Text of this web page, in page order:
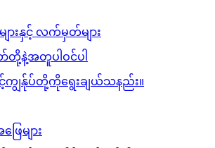
ျားနှင့် လက်မှတ်များ
တို့နဲ့အတူပါဝင်ပါ
ျွန်ုပ်တို့ကိုရွေးချယ်သနည်း။
ေများ